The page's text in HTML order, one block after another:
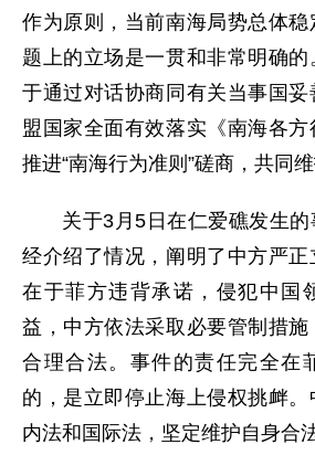
作为原则，当前南海局势总体稳
题上的立场是一贯和非常明确
于通过对话协商同有关当事国
盟国家全面有效落实《南海各
推进“南海行为准则”磋商，共同
关于3月5日在仁爱礁发生
经介绍了情况，阐明了中方严正
在于菲方违背承诺，侵犯中国
益，中方依法采取必要管制措施
合理合法。事件的责任完全在
的，是立即停止海上侵权挑衅。
内法和国际法，坚定维护自身合